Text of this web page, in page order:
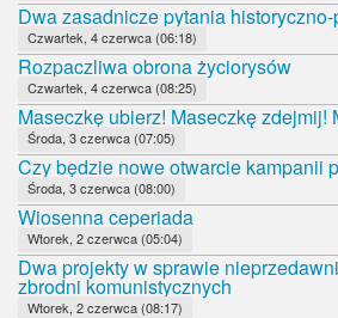
Dwa zasadnicze pytania
Czwartek, 4 czerwca (06:18)
Rozpaczliwa obrona życiorysów
Czwartek, 4 czerwca (08:25)
Maseczkę ubierz! Maseczkę zdejmij!
Środa, 3 czerwca (07:05)
Czy będzie nowe otwarcie kampanii
Środa, 3 czerwca (08:00)
Wiosenna ceperiada
Wtorek, 2 czerwca (05:04)
Dwa projekty w sprawie
zbrodni komunistycznych
Wtorek, 2 czerwca (08:17)